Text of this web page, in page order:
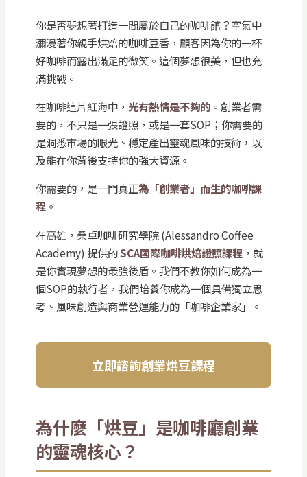
你是否夢想著打造一間屬於自己的咖啡館？空氣中
瀰漫著你親手烘焙的咖啡豆香，顧客因為你的一杯
好咖啡而露出滿足的微笑。這個夢想很美，但也充
滿挑戰。
在咖啡這片紅海中， 光有熱情是不夠的。創業者需
要的，不只是一張證照，或是一套SOP；你需要的
是洞悉市場的眼光、穩定產出靈魂風味的技術，以
及能在你背後支持你的強大資源。
你需要的，是一門真正為「創業者」而生的咖啡課
程 。
在高雄，桑卓咖啡研究學院 (Alessandro Coffee
Academy) 提供的SCA國際咖啡烘焙證照課程 ，就
是你實現夢想的最強後盾。我們不教你如何成為一
個SOP的執行者，我們培養你成為一個具備獨立思
考、風味創造與商業營運能力的「咖啡企業家」。
立即諮詢創業烘豆課程
為什麼「烘豆」是咖啡廳創業
的靈魂核心？